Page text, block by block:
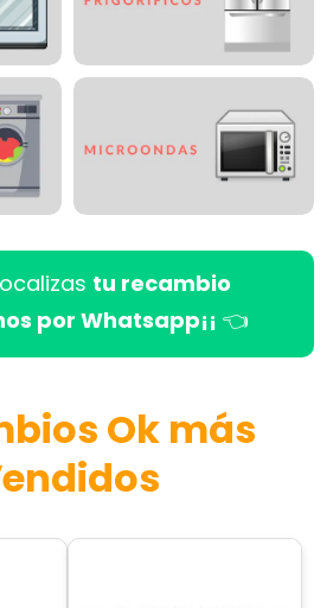
tu recambio
por Whatsapp¡¡ 👈
Ok más